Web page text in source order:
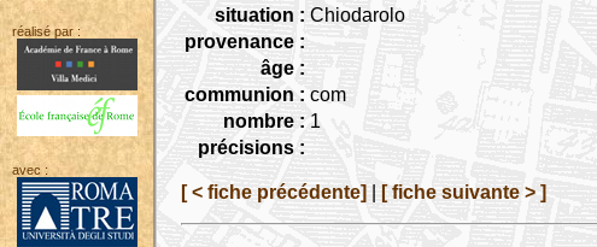
réalisé par :
avec :
situation : Chiodarolo
provenance :
âge :
communion : com
nombre : 1
précisions :
[ < fiche précédente] [ fiche suivante > ]